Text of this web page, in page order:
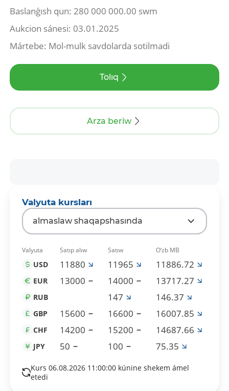
Baslanǵısh qun: 280 000 000.00 swm
Aukcion sánesi: 03.01.2025
Mártebe: Mol-mulk savdolarda sotilmadi
Tolıq
Arza beriw
Valyuta kursları
almaslaw shaqapshasında
Valyuta Satıp alıw Satıw O‘zb MB
USD 11880 11965 11886.72
EUR 13000 14000 13717.27
RUB 147 146.37
GBP 15600 16600 16007.85
CHF 14200 15200 14687.66
JPY 50 100 75.35
Kurs 06.08.2026 11:00:00 kúnine shekem ámel
etedi